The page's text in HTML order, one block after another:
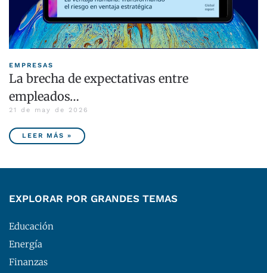
EMPRESAS
La brecha de expectativas entre
empleados…
21 de may de 2026
LEER MÁS »
EXPLORAR POR GRANDES TEMAS
Educación
Energía
Finanzas